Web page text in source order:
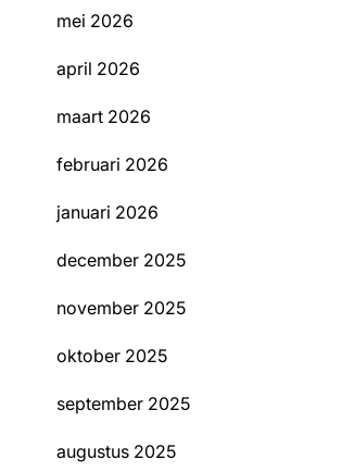
mei 2026
april 2026
maart 2026
februari 2026
januari 2026
december 2025
november 2025
oktober 2025
september 2025
augustus 2025